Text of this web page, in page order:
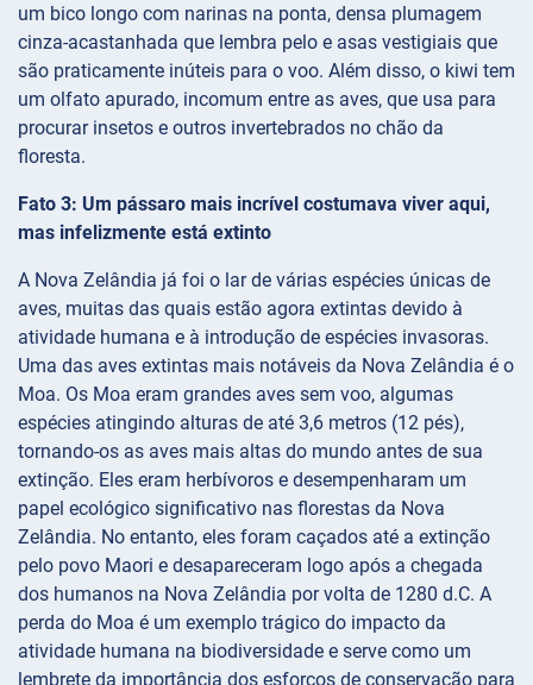
um bico longo com narinas na ponta, densa plumagem
cinza-acastanhada que lembra pelo e asas vestigiais que
são praticamente inúteis para o voo. Além disso, o kiwi tem
um olfato apurado, incomum entre as aves, que usa para
procurar insetos e outros invertebrados no chão da
floresta.
Fato 3: Um pássaro mais incrível costumava viver aqui,
mas infelizmente está extinto
A Nova Zelândia já foi o lar de várias espécies únicas de
aves, muitas das quais estão agora extintas devido à
atividade humana e à introdução de espécies invasoras.
Uma das aves extintas mais notáveis da Nova Zelândia é o
Moa. Os Moa eram grandes aves sem voo, algumas
espécies atingindo alturas de até 3,6 metros (12 pés),
tornando-os as aves mais altas do mundo antes de sua
extinção. Eles eram herbívoros e desempenharam um
papel ecológico significativo nas florestas da Nova
Zelândia. No entanto, eles foram caçados até a extinção
pelo povo Maori e desapareceram logo após a chegada
dos humanos na Nova Zelândia por volta de 1280 d.C. A
perda do Moa é um exemplo trágico do impacto da
atividade humana na biodiversidade e serve como um
lembrete da importância dos esforços de conservação para